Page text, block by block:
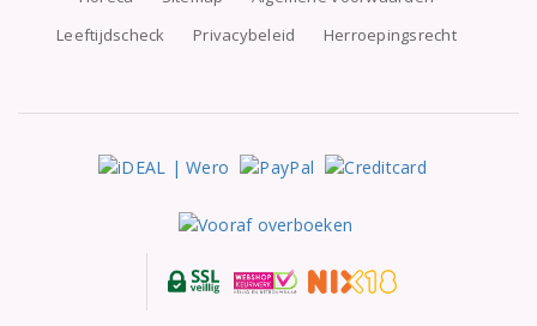
Leeftijdscheck
Privacybeleid Herroepingsrecht